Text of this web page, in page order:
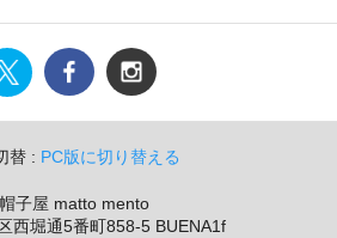
替 : PC版に切り替える
子屋 matto mento
西堀通5番町858-5 BUENA1f